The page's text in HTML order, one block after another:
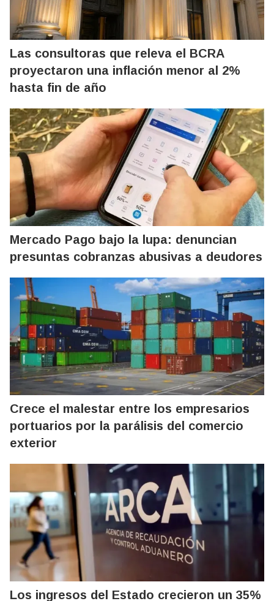
Las consultoras que releva el BCRA
proyectaron una inflación menor al 2%
hasta fin de año
Mercado Pago bajo la lupa: denuncian
presuntas cobranzas abusivas a deudores
Crece el malestar entre los empresarios
portuarios por la parálisis del comercio
exterior
Los ingresos del Estado crecieron un 35%